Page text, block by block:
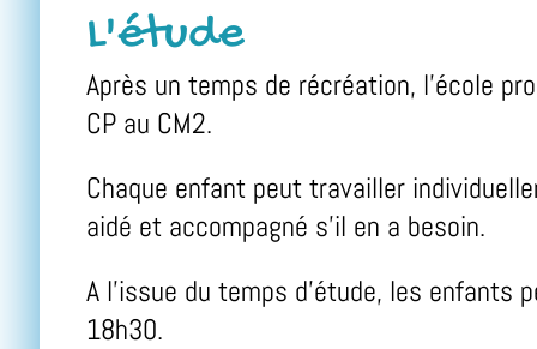
L'étude
Après un temps de récréation, l'école
CP au CM2.
Chaque enfant peut travailler
aidé et accompagné s'il en a besoin.
A l'issue du temps d'étude, les enfants
18h30.